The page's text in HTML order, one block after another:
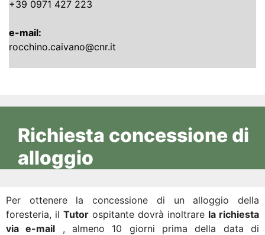
+39 0971 427 223
e-mail:
rocchino.caivano@cnr.it
Richiesta concessione di
alloggio
Per ottenere la concessione di un alloggio della
foresteria, il Tutor ospitante dovrà inoltrare la richiesta
via e-mail , almeno 10 giorni prima della data di